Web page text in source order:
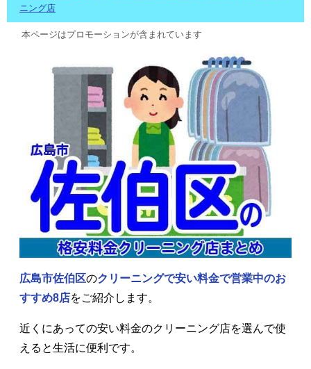
ニング店
本ページはプロモーションが含まれています
広島市佐伯区のクリーニングで安い料金で営業中のお
すすめ8店をご紹介します。
近くにあっての安い料金のクリーニング店を選んで使
えると生活に便利です。